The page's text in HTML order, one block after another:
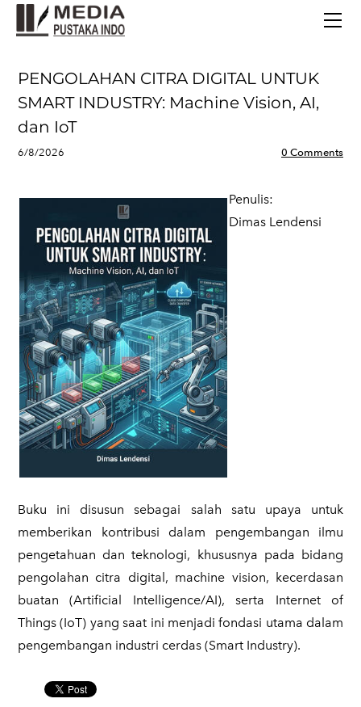
PENGOLAHAN CITRA DIGITAL UNTUK
SMART INDUSTRY: Machine Vision, AI,
dan IoT
6/8/2026 0 Comments
Penulis:
​Dimas Lendensi
​Buku ini disusun sebagai salah satu upaya untuk
memberikan kontribusi dalam pengembangan ilmu
pengetahuan dan teknologi, khususnya pada bidang
pengolahan citra digital, machine vision, kecerdasan
buatan (Artificial Intelligence/AI), serta Internet of
Things (IoT) yang saat ini menjadi fondasi utama dalam
pengembangan industri cerdas (Smart Industry).